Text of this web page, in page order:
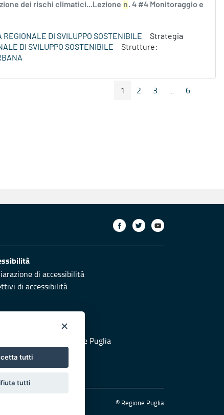
dei rischi climatici...Lezione n. 4 #4 Monitoraggio e
REGIONALE DI SVILUPPO SOSTENIBILE
Strategia
DI SVILUPPO SOSTENIBILE
Strutture:
Pagina Precedente
Pagina
1 Pagina
2 Pagina
3 ...
PaginePagina
6
di accessibilità
di accessibilità
al sito di Protezione Civile Puglia
© Regione Puglia
×
tutti
tutti